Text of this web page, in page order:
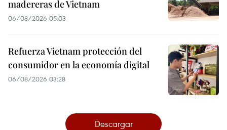
madereras de Vietnam
06/08/2026 05:03
Refuerza Vietnam protección del
consumidor en la economía digital
06/08/2026 03:28
Descargar